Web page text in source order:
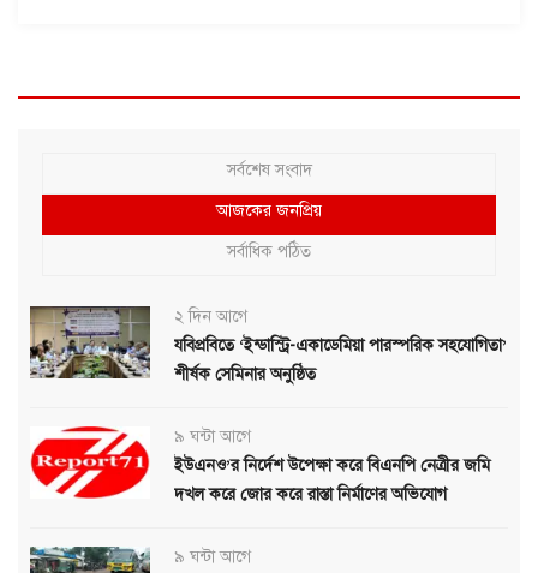
সর্বশেষ সংবাদ
আজকের জনপ্রিয়
সর্বাধিক পঠিত
২ দিন আগে
যবিপ্রবিতে ‘ইন্ডাস্ট্রি-একাডেমিয়া পারস্পরিক সহযোগিতা’
শীর্ষক সেমিনার অনুষ্ঠিত
৯ ঘন্টা আগে
ইউএনও’র নির্দেশ উপেক্ষা করে বিএনপি নেত্রীর জমি
দখল করে জোর করে রাস্তা নির্মাণের অভিযোগ
৯ ঘন্টা আগে